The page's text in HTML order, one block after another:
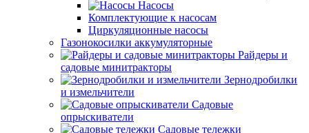
Насосы
Комплектующие к насосам
Циркуляционные насосы
Газонокосилки аккумуляторные
Райдеры и
садовые минитракторы
Зернодробилки
и измельчители
Садовые
опрыскиватели
Садовые тележки